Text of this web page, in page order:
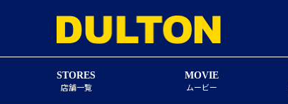
STORES
店舗一覧
MOVIE
ムービー